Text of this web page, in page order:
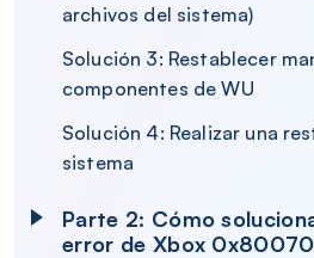
archivos del sistema)
Solución 3: Restablecer
componentes de WU
Solución 4: Realizar una
sistema
Parte 2: Cómo
error de Xbox